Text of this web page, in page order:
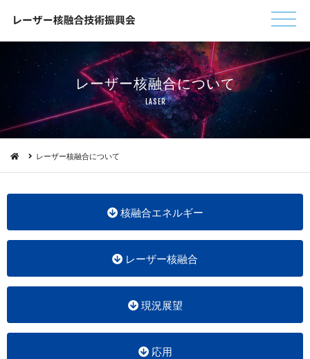
レーザー核融合 に つ い て
L A S E R
レーザー核融合について
核融合エネルギー
レーザー核融合
現況展望
応用